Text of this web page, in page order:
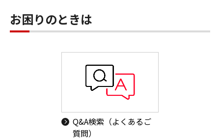
お困りのときは
Q&A検索（よくあるご
質問）